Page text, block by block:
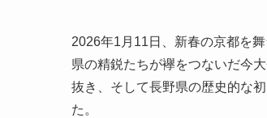
2026年1月11日、新春の京都を
県の精鋭たちが襷をつないだ今
抜き、そして長野県の歴史的な
た。